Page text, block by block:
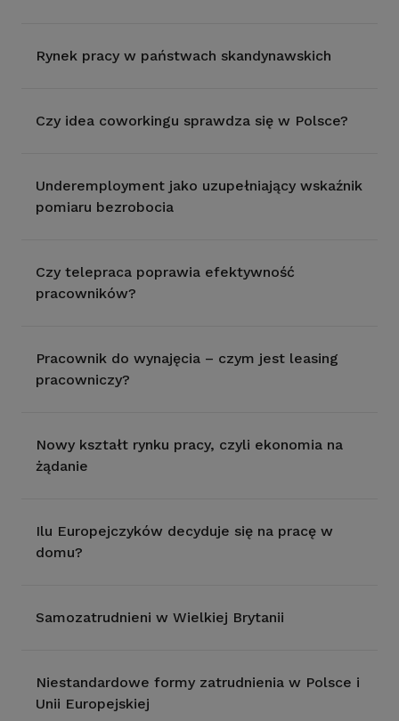
Rynek pracy w państwach skandynawskich
Czy idea coworkingu sprawdza się w Polsce?
Underemployment jako uzupełniający wskaźnik
pomiaru bezrobocia
Czy telepraca poprawia efektywność
pracowników?
Pracownik do wynajęcia – czym jest leasing
pracowniczy?
Nowy kształt rynku pracy, czyli ekonomia na
żądanie
Ilu Europejczyków decyduje się na pracę w
domu?
Samozatrudnieni w Wielkiej Brytanii
Niestandardowe formy zatrudnienia w Polsce i
Unii Europejskiej